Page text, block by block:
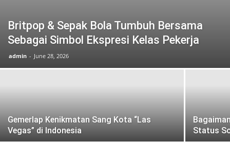
Britpop & Sepak Bola Tumbuh Bersama
Sebagai Simbol Ekspresi Kelas Pekerja
admin - June 28, 2026
Gemerlap Kenikmatan Sang Kota “Las
Vegas” di Indonesia
Status